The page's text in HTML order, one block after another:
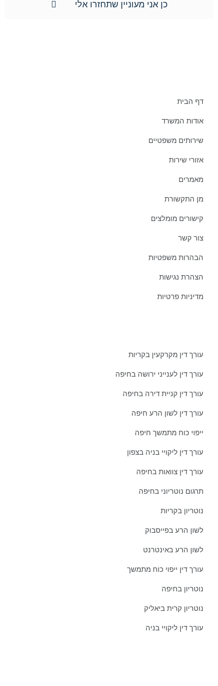
כן אני מעוניין שתחזרו אלי
דף הבית
אודות המשרד
שירותים משפטיים
אזורי שירות
מאמרים
מן התקשורת
קישורים מומלצים
צור קשר
הבהרות משפטיות
הצהרת נגישות
מדיניות פרטיות
עורך דין מקרקעין בקריות
עורך דין לענייני ירושה בחיפה
עורך דין קניית דירה בחיפה
עורך דין לשון הרע חיפה
ייפוי כוח מתמשך חיפה
עורך דין ליקויי בניה בצפון
עורך דין צוואות בחיפה
תרגום נוטריוני בחיפה
נוטריון בקריות
לשון הרע בפייסבוק
לשון הרע באינטרנט
עורך דין ייפוי כוח מתמשך
נוטריון בחיפה
נוטריון קרית ביאליק
עורך דין ליקויי בניה